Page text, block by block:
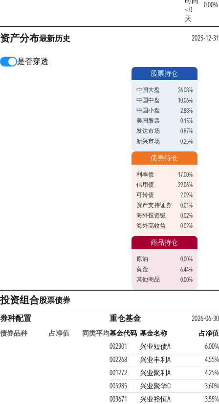
< 0
天
0.00%
资产分布最新历史 2025-12-31
是否穿透
股票持仓
中国大盘
26.08%
中国中盘
10.06%
中国小盘
2.88%
美国股票
0.15%
发达市场
0.87%
新兴市场
0.25%
债券持仓
利率债
17.00%
信用债
29.06%
可转债
2.09%
资产支持证券
0.01%
海外投资级
0.02%
海外高收益
0.02%
商品持仓
原油
0.00%
黄金
6.44%
其他商品
0.00%
投资组合股票债券
券种配置
债券品种 占净值 同类平均
重仓基金
2026-06-30
基金代码 基金名称
占净值
002301
兴业短债A
6.00%
002268
兴业丰利A
4.55%
001272
兴业聚利A
4.25%
005985
兴业聚华C
3.60%
003671
兴业裕恒A
3.55%